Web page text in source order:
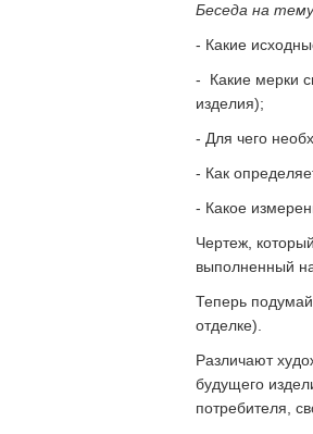
Беседа на
- Какие
- Какие мерки
изделия);
- Для чего
- Как
- Какое
Чертеж,
выполненный
Теперь
отделке).
Различают
будущего
потребителя,